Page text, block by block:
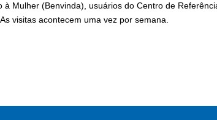
à Mulher (Benvinda), usuários do Centro de
visitas acontecem uma vez por semana.